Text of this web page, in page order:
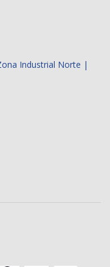
Industrial Norte |